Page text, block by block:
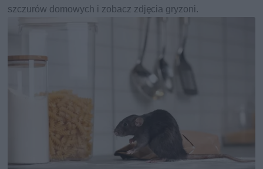
szczurów domowych i zobacz zdjęcia gryzoni.